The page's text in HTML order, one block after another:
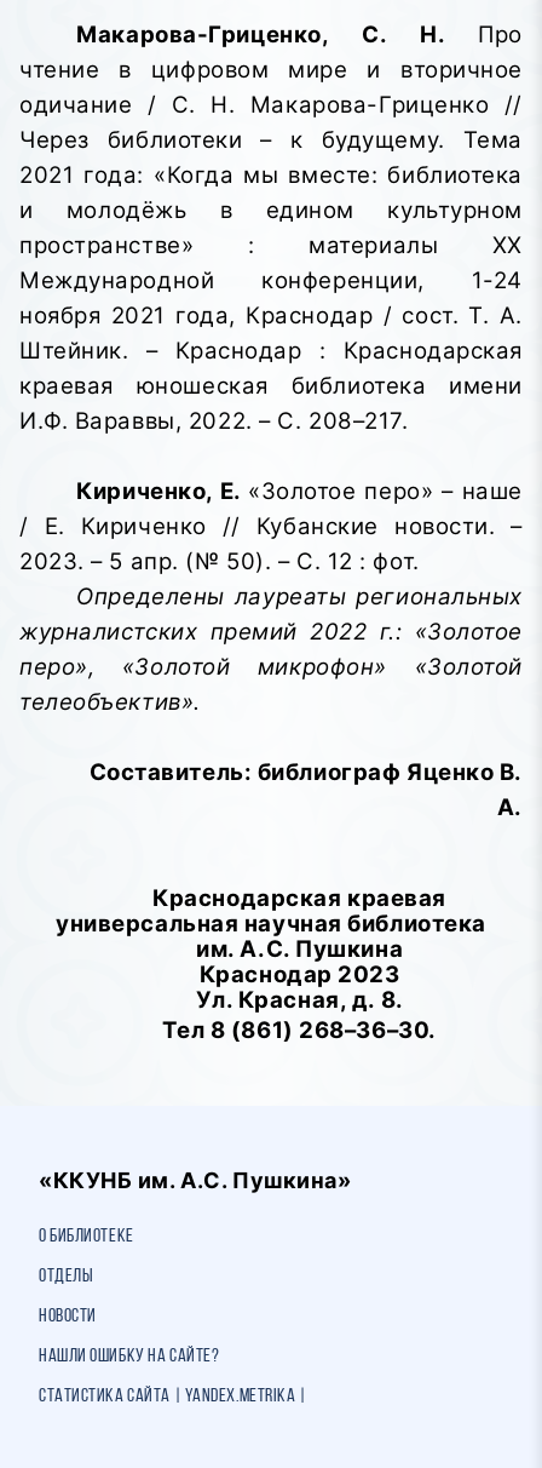
Макарова-Гриценко, С. Н. Про
чтение в цифровом мире и вторичное
одичание / С. Н. Макарова-Гриценко //
Через библиотеки – к будущему. Тема
2021 года: «Когда мы вместе: библиотека
и молодёжь в едином культурном
пространстве» : материалы XX
Международной конференции, 1-24
ноября 2021 года, Краснодар / сост. Т. А.
Штейник. – Краснодар : Краснодарская
краевая юношеская библиотека имени
И.Ф. Вараввы, 2022. – С. 208–217.
Кириченко, Е. «Золотое перо» – наше
/ Е. Кириченко // Кубанские новости. –
2023. – 5 апр. (№ 50). – С. 12 : фот.
Определены лауреаты региональных
журналистских премий 2022 г.: «Золотое
перо», «Золотой микрофон» «Золотой
телеобъектив».
Составитель: библиограф Яценко В.
А.
Краснодарская краевая
универсальная научная библиотека
им. А.С. Пушкина
Краснодар 2023
Ул. Красная, д. 8.
Тел 8 (861) 268–36–30.
«ККУНБ им. А.С. Пушкина»
О библиотеке
Отделы
Новости
Нашли ошибку на сайте?
Статистика сайта | Yandex.Metrika |